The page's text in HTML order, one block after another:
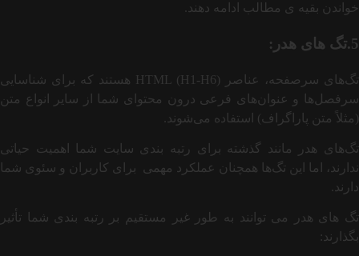
خواندن بقیه ی مطالب ادامه دهند.
5.تگ های هدر:
تگ‌های سرصفحه، عناصر HTML (H1-H6) هستند که برای شناسایی
سرفصل‌ها و عنوان‌های فرعی درون محتوای شما از سایر انواع متن
(مثلاً متن پاراگراف) استفاده می‌شوند.
تگ‌های هدر مانند گذشته برای رتبه ‌بندی سایت شما اهمیت حیاتی
ندارند، اما این تگ‌ها همچنان عملکرد مهمی برای کاربران و سئوی شما
دارند.
تگ های هدر می توانند به طور غیر مستقیم بر رتبه بندی شما تأثیر
بگذارند: